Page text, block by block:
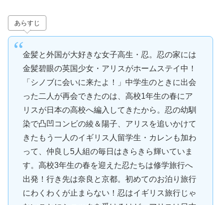
あらすじ
金髪と外国が大好きな女子高生・忍。忍の家には
金髪碧眼の英国少女・アリスがホームステイ中！
「シノブに会いに来たよ！」中学生のときに出会
った二人が再会できたのは、高校1年生の春にア
リスが日本の高校へ編入してきたから。忍の幼馴
染で凸凹コンビの綾＆陽子、アリスを追いかけて
きたもう一人のイギリス人留学生・カレンも加わ
って、仲良し5人組の毎日はきらきら輝いていま
す。高校3年生の春を迎えた忍たちは修学旅行へ
出発！行き先は奈良と京都。初めてのお泊り旅行
にわくわくが止まらない！忍はイギリス旅行じゃ